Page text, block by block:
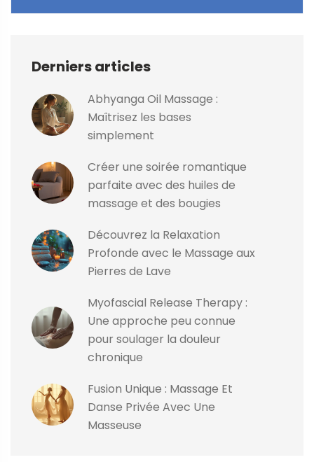
Derniers articles
Abhyanga Oil Massage :
Maîtrisez les bases
simplement
Créer une soirée romantique
parfaite avec des huiles de
massage et des bougies
Découvrez la Relaxation
Profonde avec le Massage aux
Pierres de Lave
Myofascial Release Therapy :
Une approche peu connue
pour soulager la douleur
chronique
Fusion Unique : Massage Et
Danse Privée Avec Une
Masseuse